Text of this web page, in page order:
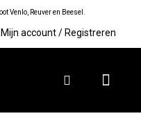
Venlo, Reuver en Beesel.
Mijn account / Registreren